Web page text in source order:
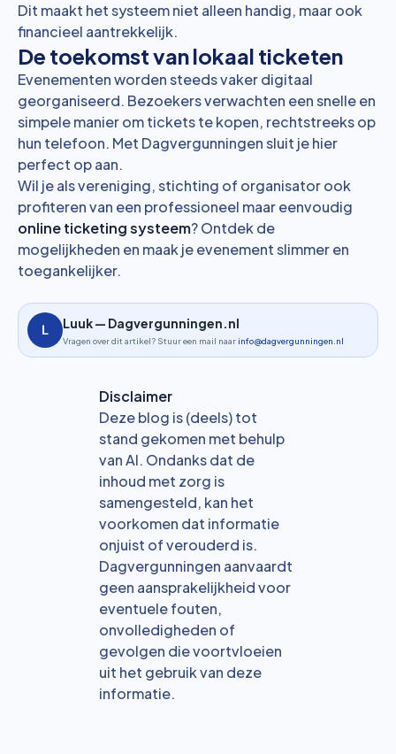
Dit maakt het systeem niet alleen handig, maar ook
financieel aantrekkelijk.
De toekomst van lokaal ticketen
Evenementen worden steeds vaker digitaal
georganiseerd. Bezoekers verwachten een snelle en
simpele manier om tickets te kopen, rechtstreeks op
hun telefoon. Met Dagvergunningen sluit je hier
perfect op aan.
Wil je als vereniging, stichting of organisator ook
profiteren van een professioneel maar eenvoudig
online ticketing systeem? Ontdek de
mogelijkheden en maak je evenement slimmer en
toegankelijker.
Luuk — Dagvergunningen.nl
Vragen over dit artikel? Stuur een mail naar info@dagvergunningen.nl
Disclaimer
Deze blog is (deels) tot
stand gekomen met behulp
van AI. Ondanks dat de
inhoud met zorg is
samengesteld, kan het
voorkomen dat informatie
onjuist of verouderd is.
Dagvergunningen aanvaardt
geen aansprakelijkheid voor
eventuele fouten,
onvolledigheden of
gevolgen die voortvloeien
uit het gebruik van deze
informatie.